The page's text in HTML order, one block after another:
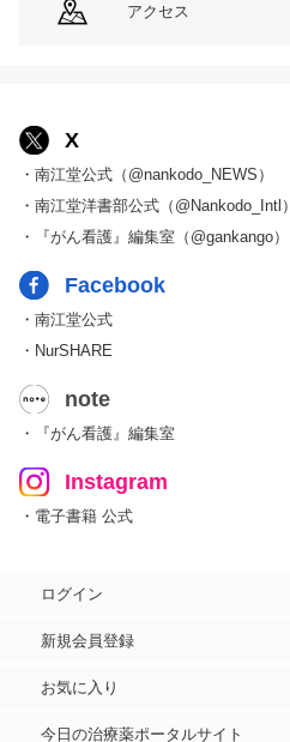
アクセス
X
・南江堂公式（@nankodo_NEWS）
・南江堂洋書部公式（@Nankodo_Intl）
・『がん看護』編集室（@gankango）
Facebook
・南江堂公式
・NurSHARE
note
・『がん看護』編集室
Instagram
・電子書籍 公式
ログイン
新規会員登録
お気に入り
今日の治療薬ポータルサイト